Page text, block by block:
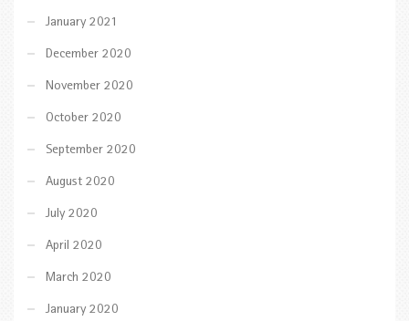
January 2021
December 2020
November 2020
October 2020
September 2020
August 2020
July 2020
April 2020
March 2020
January 2020